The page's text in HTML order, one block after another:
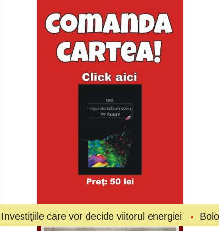
vor decide viitorul energiei Bolojan a